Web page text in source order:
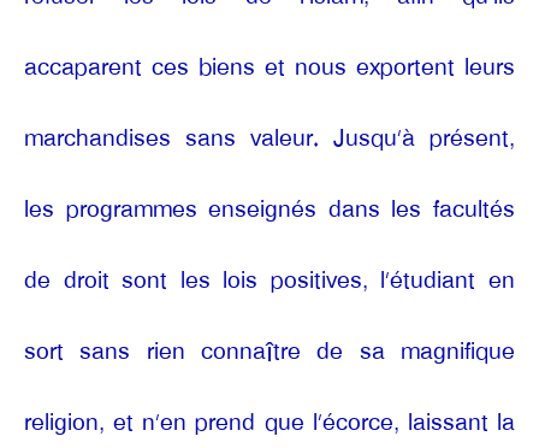
accaparent ces biens et nous exportent leurs
marchandises sans valeur. Jusqu’à présent,
les programmes enseignés dans les facultés
de droit sont les lois positives, l’étudiant en
sort sans rien connaître de sa magnifique
religion, et n’en prend que l’écorce, laissant la